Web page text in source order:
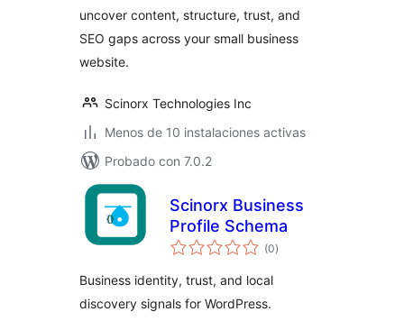
uncover content, structure, trust, and
SEO gaps across your small business
website.
Scinorx Technologies Inc
Menos de 10 instalaciones activas
Probado con 7.0.2
Scinorx Business
Profile Schema
(0total
de
)
Business identity, trust, and local
discovery signals for WordPress.